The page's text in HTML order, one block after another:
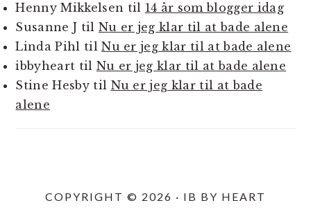
Henny Mikkelsen til 14 år som blogger idag
Susanne J til Nu er jeg klar til at bade alene
Linda Pihl tilNu er jeg klar til at bade alene
ibbyheart til Nu er jeg klar til at bade alene
Stine Hesbytil Nu er jeg klar til at bade
alene
COPYRIGHT © 2026 · IB BY HEART